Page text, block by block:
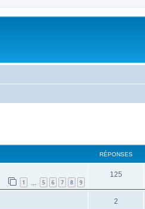
RÉPONSES
1 5 6 7 8 9
125
2